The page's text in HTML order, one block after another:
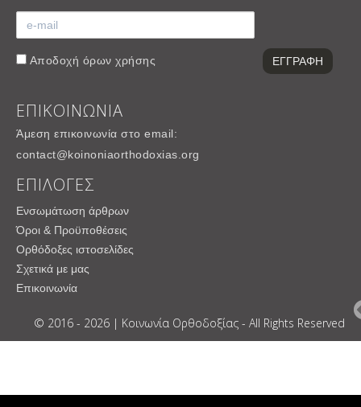
Αποδοχή όρων χρήσης
ΕΠΙΚΟΙΝΩΝΙΑ
Άμεση επικοινωνία στο email:
contact@koinoniaorthodoxias.org
ΕΠΙΛΟΓΕΣ
Ενσωμάτωση άρθρων
Όροι & Προϋποθέσεις
Ορθόδοξες ιστοσελίδες
Σχετικά με μας
Επικοινωνία
© 2016 - 2026 | Κοινωνία Ορθοδοξίας - All Rights Reserved